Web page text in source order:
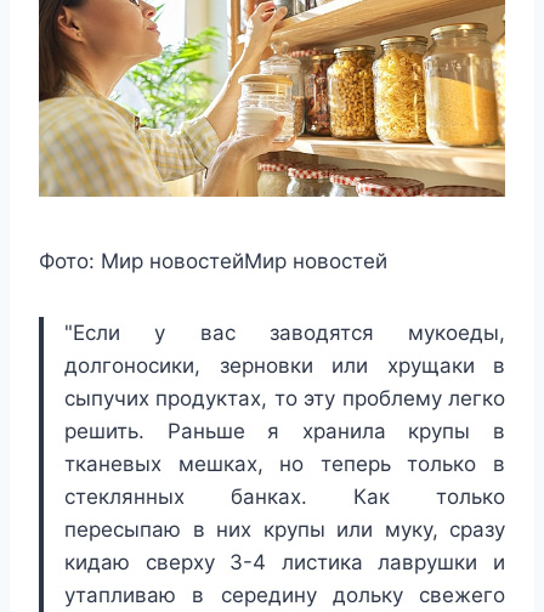
Фото: Мир новостейМир новостей
"Если у вас заводятся мукоеды,
долгоносики, зерновки или хрущаки в
сыпучих продуктах, то эту проблему легко
решить. Раньше я хранила крупы в
тканевых мешках, но теперь только в
стеклянных банках. Как только
пересыпаю в них крупы или муку, сразу
кидаю сверху 3-4 листика лаврушки и
утапливаю в середину дольку свежего